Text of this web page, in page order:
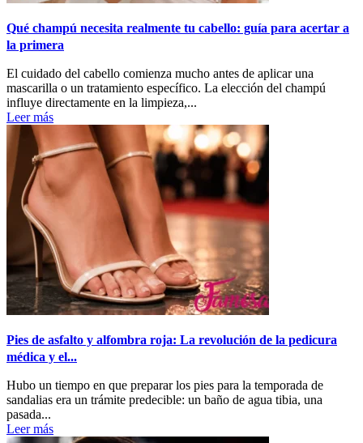
Qué champú necesita realmente tu cabello: guía para acertar a
la primera
El cuidado del cabello comienza mucho antes de aplicar una
mascarilla o un tratamiento específico. La elección del champú
influye directamente en la limpieza,...
Leer más
Pies de asfalto y alfombra roja: La revolución de la pedicura
médica y el...
Hubo un tiempo en que preparar los pies para la temporada de
sandalias era un trámite predecible: un baño de agua tibia, una
pasada...
Leer más